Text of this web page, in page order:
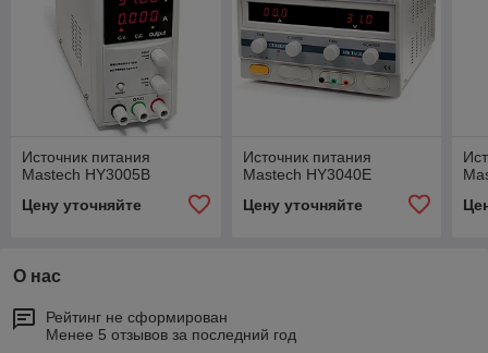
Источник питания
Mastech HY3005B
Цену уточняйте
Источник питания
Mastech HY3040E
Цену уточняйте
О нас
Рейтинг не сформирован
Менее 5 отзывов за последний год